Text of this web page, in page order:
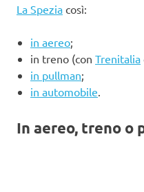
La Spezia così:
in aereo;
in treno (con Trenitalia
in pullman;
in automobile
In aereo, treno o